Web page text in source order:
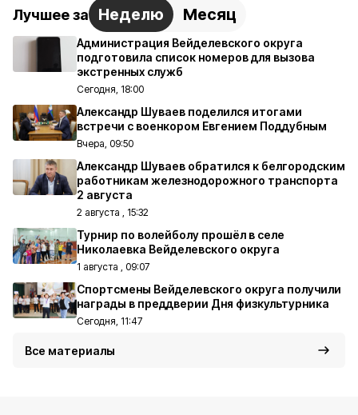
Лучшее за Неделю Месяц
Администрация Вейделевского округа
подготовила список номеров для вызова
экстренных служб
Сегодня, 18:00
Александр Шуваев поделился итогами
встречи с военкором Евгением Поддубным
Вчера, 09:50
Александр Шуваев обратился к белгородским
работникам железнодорожного транспорта
2 августа
2 августа , 15:32
Турнир по волейболу прошёл в селе
Николаевка Вейделевского округа
1 августа , 09:07
Спортсмены Вейделевского округа получили
награды в преддверии Дня физкультурника
Сегодня, 11:47
Все материалы